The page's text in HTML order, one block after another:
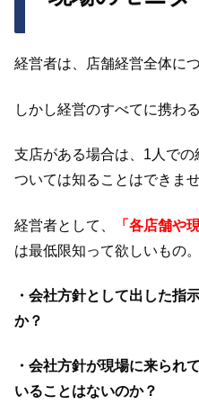
経営者は、店舗経営全体に
しかし経営のすべてに携わ
支店がある場合は、1人で
ついては知ることはできませ
経営者として、
「各店舗や
は最低限知って欲しいもの。
・会社方針として出した指
か？
・会社方針が現場に来られ
いることはないのか？